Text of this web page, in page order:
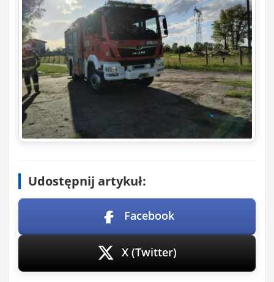
Udostępnij artykuł:
Facebook
X (Twitter)